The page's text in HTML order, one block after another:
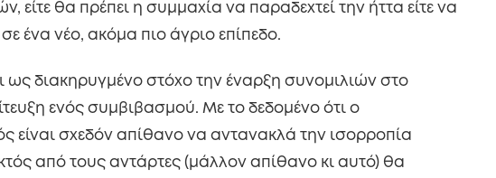
είτε θα πρέπει η συμμαχία να παραδεχτεί την ήττα είτε να
ένα νέο, ακόμα πιο άγριο επίπεδο.
ως διακηρυγμένο στόχο την έναρξη συνομιλιών στο
ενός συμβιβασμού. Με το δεδομένο ότι ο
είναι σχεδόν απίθανο να αντανακλά την ισορροπία
από τους αντάρτες (μάλλον απίθανο κι αυτό) θα